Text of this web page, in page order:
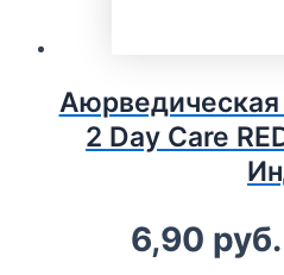
Аюрведическая
2 Day Care
6,90 руб.